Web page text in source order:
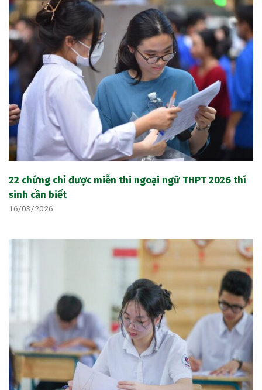
22 chứng chỉ được miễn thi ngoại ngữ THPT 2026 thí
sinh cần biết
16/03/2026